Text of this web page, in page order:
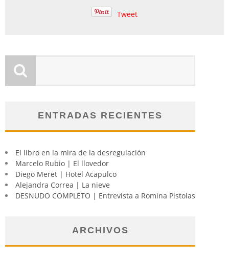
Tweet
ENTRADAS RECIENTES
El libro en la mira de la desregulación
Marcelo Rubio | El llovedor
Diego Meret | Hotel Acapulco
Alejandra Correa | La nieve
DESNUDO COMPLETO | Entrevista a Romina Pistolas
ARCHIVOS